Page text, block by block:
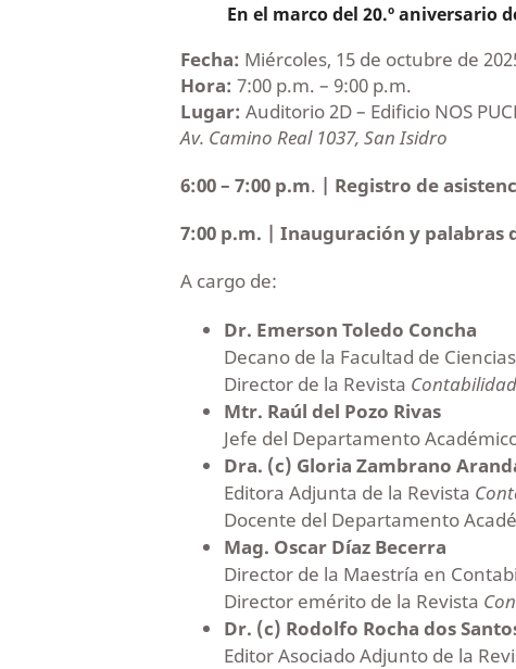
En el marco del 20.º aniversario
Fecha: Miércoles, 15 de octubre de
Hora: 7:00 p.m. – 9:00 p.m.
Lugar: Auditorio 2D – Edificio NOS
Av. Camino Real 1037, San Isidro
6:00 – 7:00 p.m. | Registro de
7:00 p.m. | Inauguración y palabras
A cargo de:
Dr. Emerson Toledo Concha
Decano de la Facultad de
Director de la Revista
Mtr. Raúl del Pozo Rivas
Jefe del Departamento
Dra. (c) Gloria Zambrano
Editora Adjunta de la Revista
Docente del Departamento
Mag. Oscar Díaz Becerra
Director de la Maestría en
Director emérito de la Revista
Dr. (c) Rodolfo Rocha dos
Editor Asociado Adjunto de la